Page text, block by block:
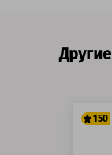
Другие
150